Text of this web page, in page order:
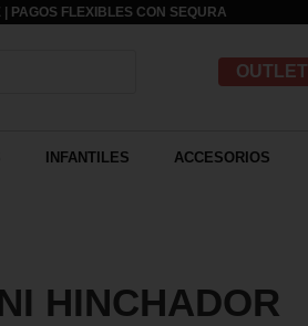
PAGOS FLEXIBLES CON SEQURA
OUTLET
INFANTILES ACCESORIOS
HINCHADOR